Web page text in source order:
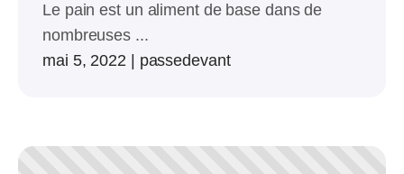
Le pain est un aliment de base dans de
nombreuses ...
mai 5, 2022| passedevant